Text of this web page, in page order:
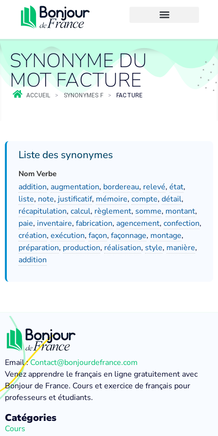
SYNONYME DU
MOT FACTURE
ACCUEIL > SYNONYMES F > FACTURE
Liste des synonymes
Nom Verbe
addition, augmentation, bordereau, relevé, état,
liste, note, justificatif, mémoire, compte, détail,
récapitulation, calcul, règlement, somme, montant,
paie, inventaire, fabrication, agencement, confection,
création, exécution, façon, façonnage, montage,
préparation, production, réalisation, style, manière,
addition
Email :Contact@bonjourdefrance.com
Venez apprendre le français en ligne gratuitement avec
Bonjour de France. Cours et exercice de français pour
professeurs et étudiants.
Catégories
Cours